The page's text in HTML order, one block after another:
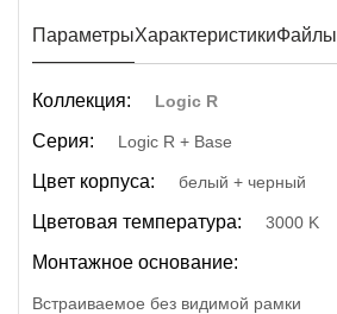
ПараметрыХарактеристикиФайлы
Коллекция: Logic R
Серия: Logic R + Base
Цвет корпуса: белый + черный
Цветовая температура: 3000 K
Монтажное основание:
Встраиваемое без видимой рамки